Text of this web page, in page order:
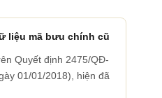
liệu mã bưu chính cũ
Quyết định 2475/QĐ-
01/01/2018), hiện đã